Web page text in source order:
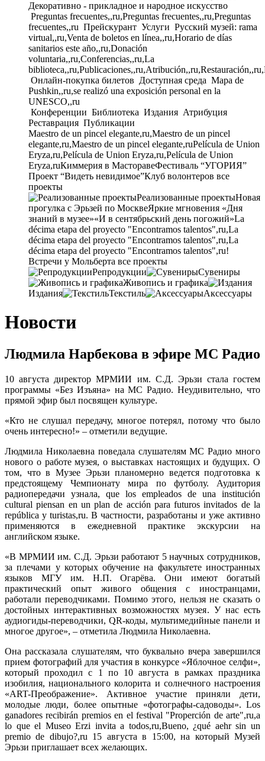
Декоративно - прикладное и народное искусство
Preguntas frecuentes,,ru,Preguntas frecuentes,,ru,Preguntas
frecuentes,,ru Прейскурант Услуги Русский музей: rama
virtual,,ru,Venta de boletos en línea,,ru,Horario de días
sanitarios este año,,ru,Donación
voluntaria,,ru,Conferencias,,ru,La
Онлайн-покупка билетов Доступная среда Mapa de
Pushkin,,ru,se realizó una exposición personal en la
UNESCO,,ru
Конференции Библиотека Издания Атрибуция
Реставрация Публикации
Maestro de un pincel elegante,ru,Maestro de un pincel
elegante,ru,Maestro de un pincel elegante,ruPelícula de Union
Eryza,ru,Película de Union Eryza,ru,Película de Union
Eryza,ruКиммерия в МасторавеФестиваль “УГОРИЯ”
Проект “Видеть невидимое”Клуб волонтеров все
проекты
Реализованные проектыНовая
прогулка с Эрьзей по МосквеЯркие мгновения «Дня
знаний в музее»«И в сентябрьский день погожий»La
décima etapa del proyecto "Encontramos talentos",ru,La
décima etapa del proyecto "Encontramos talentos",ru,La
décima etapa del proyecto "Encontramos talentos",ru!
Встречи у Мольберта все проекты
Репродукции
Сувениры
Живопись и графика
Издания
Текстиль Аксессуары
Новости
Людмила Нарбекова в эфире MC Радио
10 августа директор МРМИИ им. С.Д. Эрьзи стала гостем
программы «Без Изъяна» на MС Радио. Неудивительно, что
прямой эфир был посвящен культуре.
«Кто не слушал передачу, многое потерял, потому что было
очень интересно!» – отметили ведущие.
Людмила Николаевна поведала слушателям МС Радио много
нового о работе музея, о выставках настоящих и будущих. О
том, что в Музее Эрьзи планомерно ведется подготовка к
предстоящему Чемпионату мира по футболу. Аудитория
радиопередачи узнала, que los empleados de una institución
cultural piensan en un plan de acción para futuros invitados de la
república y turistas,ru. В частности, разработаны и уже активно
применяются в ежедневной практике экскурсии на
английском языке.
«В МРМИИ им. С.Д. Эрьзи работают 5 научных сотрудников,
за плечами у которых обучение на факультете иностранных
языков МГУ им. Н.П. Огарёва. Они имеют богатый
практический опыт живого общения с иностранцами,
работали переводчиками. Помимо этого, нельзя не сказать о
достойных интерактивных возможностях музея. У нас есть
аудиогиды-переводчики, QR-коды, мультимедийные панели и
многое другое», – отметила Людмила Николаевна.
Она рассказала слушателям, что буквально вчера завершился
прием фотографий для участия в конкурсе «Яблочное селфи»,
который проходил с 1 по 10 августа в рамках праздника
изобилия,национального колорита и солнечного настроения
«ART-Преображение». Активное участие приняли дети,
молодые люди, более опытные «фотографы-садоводы». Los
ganadores recibirán premios en el festival "Properción de arte",ru,a
lo que el Museo Erzi invita a todos,ru,Bueno, ¿qué aehr sin un
premio de dibujo?,ru 15 августа в 15:00, на который Музей
Эрьзи приглашает всех желающих.